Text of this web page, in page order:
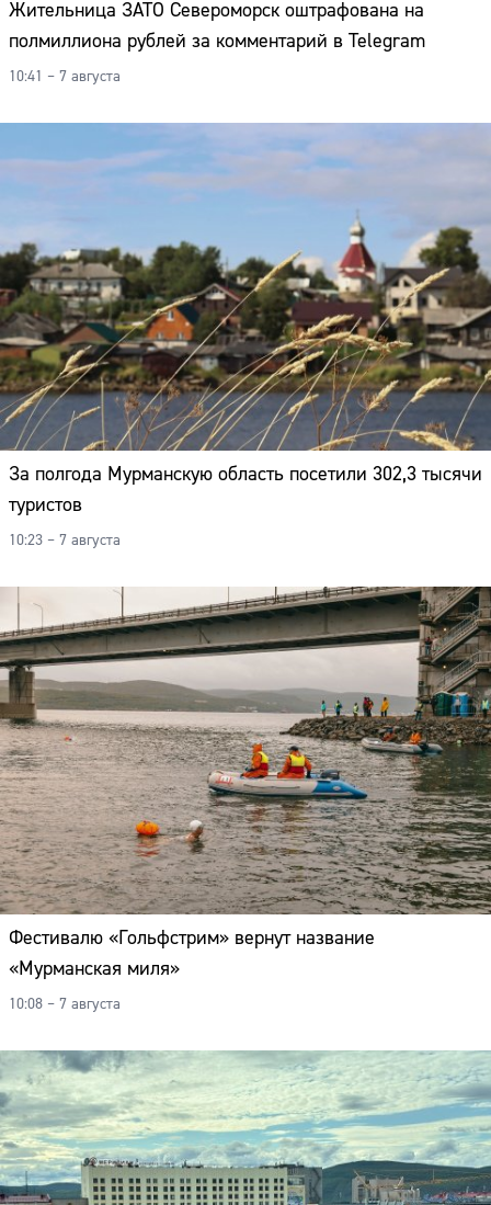
Жительница ЗАТО Североморск оштрафована на
полмиллиона рублей за комментарий в Telegram
10:41 – 7 августа
За полгода Мурманскую область посетили 302,3 тысячи
туристов
10:23 – 7 августа
Фестивалю «Гольфстрим» вернут название
«Мурманская миля»
10:08 – 7 августа